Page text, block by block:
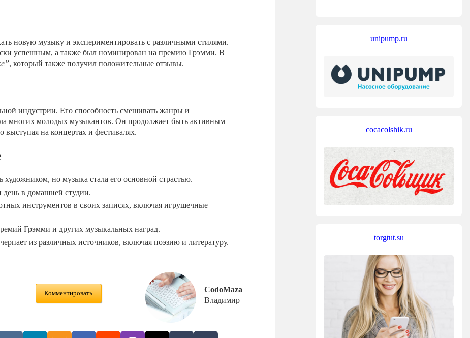
новую музыку и экспериментировать с различными стилями.
успешным, а также был номинирован на премию Грэмми. В
, который также получил положительные отзывы.
индустрии. Его способность смешивать жанры и
многих молодых музыкантов. Он продолжает быть активным
на концертах и фестивалях.
художником, но музыка стала его основной страстью.
день в домашней студии.
инструментов в своих записях, включая игрушечные
Грэмми и других музыкальных наград.
из различных источников, включая поэзию и литературу.
Комментировать
CodoMaza
Владимир
unipump.ru
cocacolshik.ru
torgtut.su